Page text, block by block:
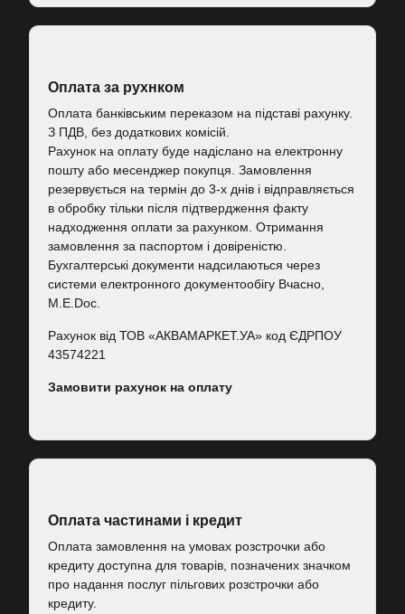
Оплата за рухнком
Оплата банківським переказом на підставі рахунку.
З ПДВ, без додаткових комісій.
Рахунок на оплату буде надіслано на електронну
пошту або месенджер покупця. Замовлення
резервується на термін до 3-х днів і відправляється
в обробку тільки після підтвердження факту
надходження оплати за рахунком. Отримання
замовлення за паспортом і довіреністю.
Бухгалтерські документи надсилаються через
системи електронного документообігу Вчасно,
M.E.Doc.
Рахунок від ТОВ «АКВАМАРКЕТ.УА» код ЄДРПОУ
43574221
Замовити рахунок на оплату
Оплата частинами і кредит
Оплата замовлення на умовах розстрочки або
кредиту доступна для товарів, позначених значком
про надання послуг пільгових розстрочки або
кредиту.